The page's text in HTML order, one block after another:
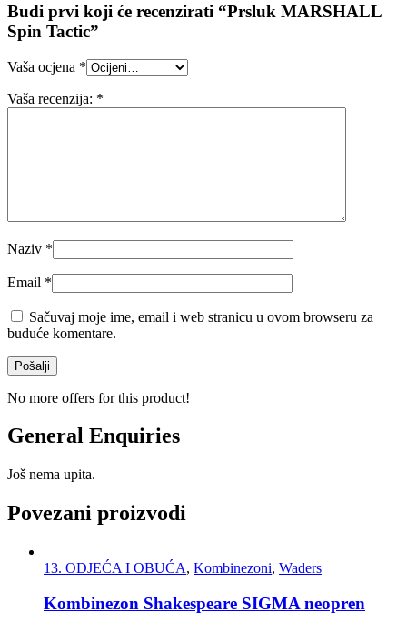
Budi prvi koji će recenzirati “Prsluk MARSHALL
Spin Tactic”
Vaša ocjena *
Vaša recenzija: *
Naziv *
Email *
Sačuvaj moje ime, email i web stranicu u ovom browseru za
buduće komentare.
No more offers for this product!
General Enquiries
Još nema upita.
Povezani proizvodi
13. ODJEĆA I OBUĆA, Kombinezoni, Waders
Kombinezon Shakespeare SIGMA neopren